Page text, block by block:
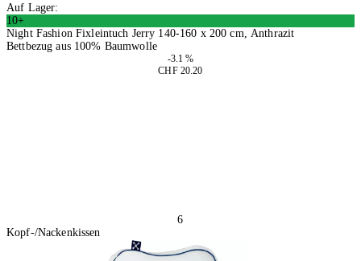
Auf Lager:
10+
Night Fashion Fixleintuch Jerry 140-160 x 200 cm, Anthrazit
Bettbezug aus 100% Baumwolle
-3.1 %
CHF 20.20
6
Kopf-/Nackenkissen